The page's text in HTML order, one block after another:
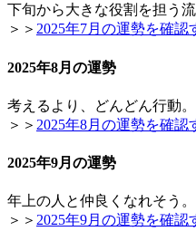
下旬から大きな役割を担う
＞＞ 2025年7月の運勢を確認
2025年8月の運勢
考えるより、どんどん行動
＞＞ 2025年8月の運勢を確認
2025年9月の運勢
年上の人と仲良くなれそう
＞＞ 2025年9月の運勢を確認